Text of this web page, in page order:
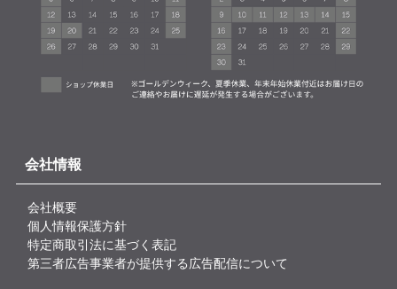
会社情報
会社概要
個人情報保護方針
特定商取引法に基づく表記
第三者広告事業者が提供する広告配信について